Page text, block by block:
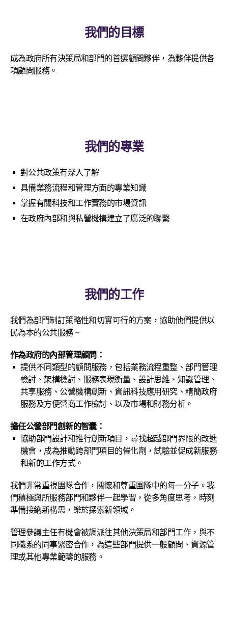
我們的目標
成為政府所有決策局和部門的首選顧問夥伴，為夥伴提供各
項顧問服務。
我們的專業
對公共政策有深入了解
具備業務流程和管理方面的專業知識
掌握有關科技和工作實務的市場資訊
在政府內部和與私營機構建立了廣泛的聯繫
我們的工作
我們為部門制訂策略性和切實可行的方案，協助他們提供以
民為本的公共服務 –
作為政府的內部管理顧問：
提供不同類型的顧問服務，包括業務流程重整、部門管理
檢討、架構檢討、服務表現衡量、設計思維、知識管理、
共享服務、公營機構創新、資訊科技應用研究、精簡政府
服務及方便營商工作檢討、以及市場和財務分析。
擔任公營部門創新的智囊：
協助部門設計和推行創新項目，尋找超越部門界限的改進
機會，成為推動跨部門項目的催化劑，試驗並促成新服務
和新的工作方式。
我們非常重視團隊合作，關懷和尊重團隊中的每一分子。我
們積極與所服務部門和夥伴一起學習，從多角度思考，時刻
準備接納新構思，樂於探索新領域。
管理參議主任有機會被調派往其他決策局和部門工作，與不
同職系的同事緊密合作，為這些部門提供一般顧問、資源管
理或其他專業範疇的服務。